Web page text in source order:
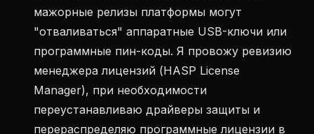
мажорные релизы платформы могут
"отваливаться" аппаратные USB-ключи или
программные пин-коды. Я провожу ревизию
менеджера лицензий (HASP License
Manager), при необходимости
переустанавливаю драйверы защиты и
перераспределяю программные лицензии в